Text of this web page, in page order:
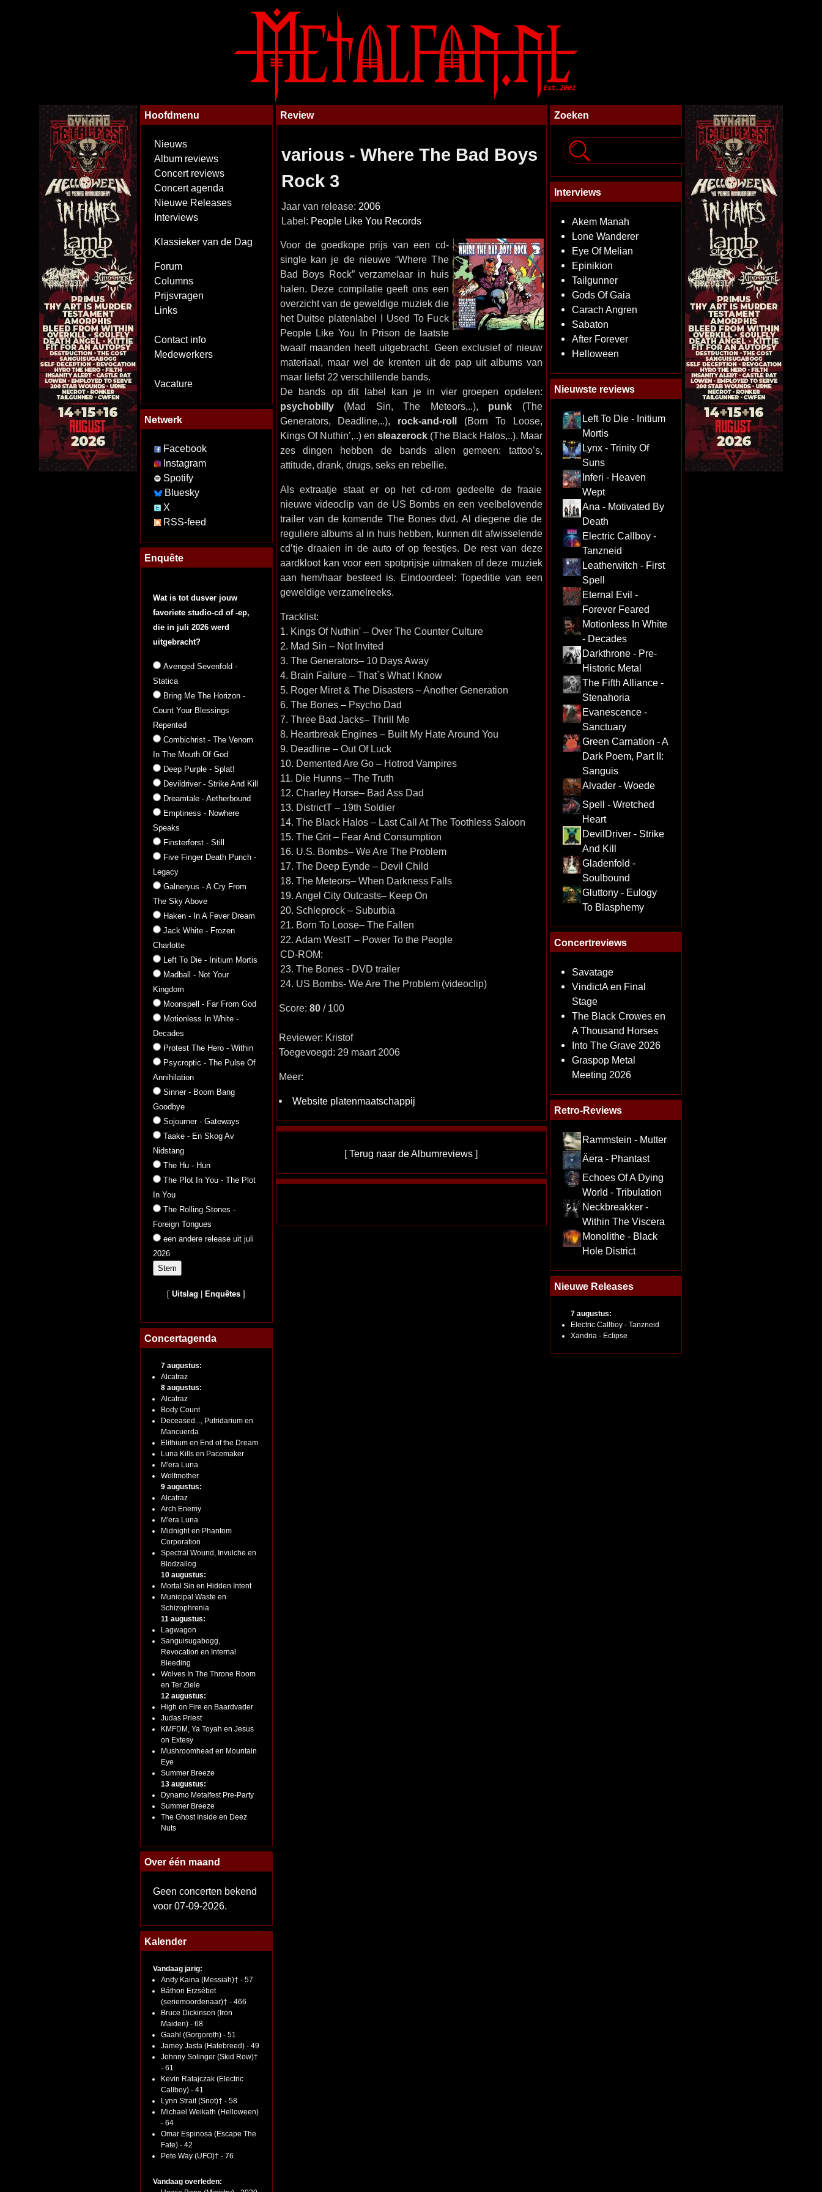
Hoofdmenu
Nieuws
Album reviews
Concert reviews
Concert agenda
Nieuwe Releases
Interviews
Klassieker van de Dag
Forum
Columns
Prijsvragen
Links
Contact info
Medewerkers
Vacature
Netwerk
Facebook
Instagram
Spotify
Bluesky
X
RSS-feed
Enquête
Wat is tot dusver jouw
favoriete studio-cd of -ep,
die in juli 2026 werd
uitgebracht?
Avenged Sevenfold -
Statica
Bring Me The Horizon -
Count Your Blessings
Repented
Combichrist - The Venom
In The Mouth Of God
Deep Purple - Splat!
Devildriver - Strike And Kill
Dreamtale - Aetherbound
Emptiness - Nowhere
Speaks
Finsterforst - Still
Five Finger Death Punch -
Legacy
Galneryus - A Cry From
The Sky Above
Haken - In A Fever Dream
Jack White - Frozen
Charlotte
Left To Die - Initium Mortis
Madball - Not Your
Kingdom
Moonspell - Far From God
Motionless In White -
Decades
Protest The Hero - Within
Psycroptic - The Pulse Of
Annihilation
Sinner - Boom Bang
Goodbye
Sojourner - Gateways
Taake - En Skog Av
Nidstang
The Hu - Hun
The Plot In You - The Plot
In You
The Rolling Stones -
Foreign Tongues
een andere release uit juli
2026
[Uitslag Enquêtes ]
Concertagenda
7 augustus:
Alcatraz
8 augustus:
Alcatraz
Body Count
Deceased..., Putridarium en
Mancuerda
Elithium en End of the Dream
Luna Kills en Pacemaker
M'era Luna
Wolfmother
9 augustus:
Alcatraz
Arch Enemy
M'era Luna
Midnight en Phantom
Corporation
Spectral Wound, Invulche en
Blodzallog
10 augustus:
Mortal Sin en Hidden Intent
Municipal Waste en
Schizophrenia
11 augustus:
Lagwagon
Sanguisugabogg,
Revocation en Internal
Bleeding
Wolves In The Throne Room
en Ter Ziele
12 augustus:
High on Fire en Baardvader
Judas Priest
KMFDM, Ya Toyah en Jesus
on Extesy
Mushroomhead en Mountain
Eye
Summer Breeze
13 augustus:
Dynamo Metalfest Pre-Party
Summer Breeze
The Ghost Inside en Deez
Nuts
Over één maand
Geen concerten bekend
voor 07-09-2026.
Kalender
Vandaag jarig:
Andy Kaina (Messiah)† - 57
Báthori Erzsébet
(seriemoordenaar)† - 466
Bruce Dickinson (Iron
Maiden) - 68
Gaahl (Gorgoroth) - 51
Jamey Jasta (Hatebreed) - 49
Johnny Solinger (Skid Row)†
- 61
Kevin Ratajczak (Electric
Callboy) - 41
Lynn Strait (Snot)† - 58
Michael Weikath (Helloween)
- 64
Omar Espinosa (Escape The
Fate) - 42
Pete Way (UFO)† - 76
Vandaag overleden:
Review
various - Where The Bad Boys
Rock 3
Jaar van release: 2006
Label: People Like You Records
Voor de goedkope prijs van een cd-
single kan je de nieuwe “Where The
Bad Boys Rock” verzamelaar in huis
halen. Deze compilatie geeft ons een
overzicht van de geweldige muziek die
het Duitse platenlabel I Used To Fuck
People Like You In Prison de laatste
twaalf maanden heeft uitgebracht. Geen exclusief of nieuw
materiaal, maar wel de krenten uit de pap uit albums van
maar liefst 22 verschillende bands.
De bands op dit label kan je in vier groepen opdelen:
psychobilly(Mad Sin, The Meteors,..), punk (The
Generators, Deadline,..), rock-and-roll (Born To Loose,
Kings Of Nuthin’,..) en sleazerock(The Black Halos,..). Maar
zes dingen hebben de bands allen gemeen: tattoo’s,
attitude, drank, drugs, seks en rebellie.
Als extraatje staat er op het cd-rom gedeelte de fraaie
nieuwe videoclip van de US Bombs en een veelbelovende
trailer van de komende The Bones dvd. Al diegene die de
reguliere albums al in huis hebben, kunnen dit afwisselende
cd’tje draaien in de auto of op feestjes. De rest van deze
aardkloot kan voor een spotprijsje uitmaken of deze muziek
aan hem/haar besteed is. Eindoordeel: Topeditie van een
geweldige verzamelreeks.
Tracklist:
1. Kings Of Nuthin' – Over The Counter Culture
2. Mad Sin – Not Invited
3. The Generators– 10 Days Away
4. Brain Failure – That`s What I Know
5. Roger Miret & The Disasters – Another Generation
6. The Bones – Psycho Dad
7. Three Bad Jacks– Thrill Me
8. Heartbreak Engines – Built My Hate Around You
9. Deadline – Out Of Luck
10. Demented Are Go – Hotrod Vampires
11. Die Hunns – The Truth
12. Charley Horse– Bad Ass Dad
13. DistrictT – 19th Soldier
14. The Black Halos – Last Call At The Toothless Saloon
15. The Grit – Fear And Consumption
16. U.S. Bombs– We Are The Problem
17. The Deep Eynde – Devil Child
18. The Meteors– When Darkness Falls
19. Angel City Outcasts– Keep On
20. Schleprock – Suburbia
21. Born To Loose– The Fallen
22. Adam WestT – Power To the People
CD-ROM:
23. The Bones - DVD trailer
24. US Bombs- We Are The Problem (videoclip)
Score: 80/ 100
Reviewer: Kristof
Toegevoegd: 29 maart 2006
Meer:
Website platenmaatschappij
[Terug naar de Albumreviews ]
Zoeken
Interviews
Akem Manah
Lone Wanderer
Eye Of Melian
Epinikion
Tailgunner
Gods Of Gaia
Carach Angren
Sabaton
After Forever
Helloween
Nieuwste reviews
Left To Die - Initium
Mortis
Lynx - Trinity Of
Suns
Inferi - Heaven
Wept
Ana - Motivated By
Death
Electric Callboy -
Tanzneid
Leatherwitch - First
Spell
Eternal Evil -
Forever Feared
Motionless In White
- Decades
Darkthrone - Pre-
Historic Metal
The Fifth Alliance -
Stenahoria
Evanescence -
Sanctuary
Green Carnation - A
Dark Poem, Part II:
Sanguis
Alvader - Woede
Spell - Wretched
Heart
DevilDriver - Strike
And Kill
Gladenfold -
Soulbound
Gluttony - Eulogy
To Blasphemy
Concertreviews
Savatage
VindictA en Final
Stage
The Black Crowes en
A Thousand Horses
Into The Grave 2026
Graspop Metal
Meeting 2026
Retro-Reviews
Rammstein - Mutter
Äera - Phantast
Echoes Of A Dying
World - Tribulation
Neckbreakker -
Within The Viscera
Monolithe - Black
Hole District
Nieuwe Releases
7 augustus:
Electric Callboy - Tanzneid
Xandria - Eclipse